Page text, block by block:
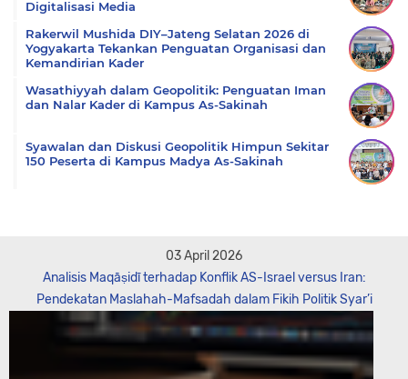
Digitalisasi Media
Rakerwil Mushida DIY–Jateng Selatan 2026 di
Yogyakarta Tekankan Penguatan Organisasi dan
Kemandirian Kader
Wasathiyyah dalam Geopolitik: Penguatan Iman
dan Nalar Kader di Kampus As-Sakinah
Syawalan dan Diskusi Geopolitik Himpun Sekitar
150 Peserta di Kampus Madya As-Sakinah
03 April 2026
Analisis Maqāṣidī terhadap Konflik AS-Israel versus Iran:
Pendekatan Maslahah-Mafsadah dalam Fikih Politik Syar’i